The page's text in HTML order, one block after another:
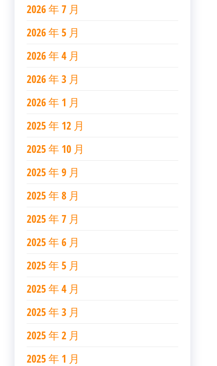
2026 年 7 月
2026 年 5 月
2026 年 4 月
2026 年 3 月
2026 年 1 月
2025 年 12 月
2025 年 10 月
2025 年 9 月
2025 年 8 月
2025 年 7 月
2025 年 6 月
2025 年 5 月
2025 年 4 月
2025 年 3 月
2025 年 2 月
2025 年 1 月